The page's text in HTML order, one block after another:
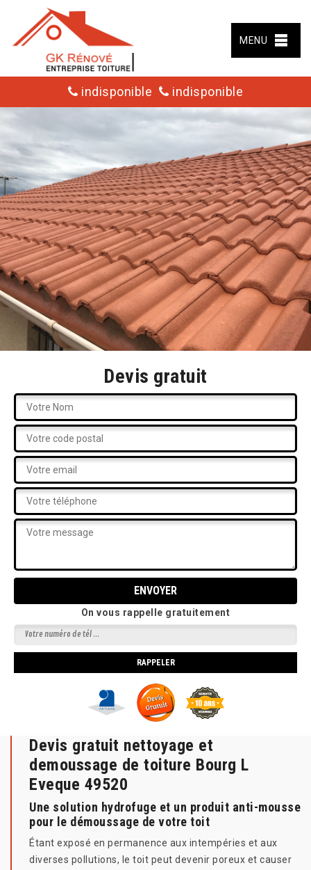
MENU
indisponible indisponible
Devis gratuit
On vous rappelle gratuitement
Devis gratuit nettoyage et
demoussage de toiture Bourg L
Eveque 49520
Une solution hydrofuge et un produit anti-mousse
pour le démoussage de votre toit
Étant exposé en permanence aux intempéries et aux
diverses pollutions, le toit peut devenir poreux et causer